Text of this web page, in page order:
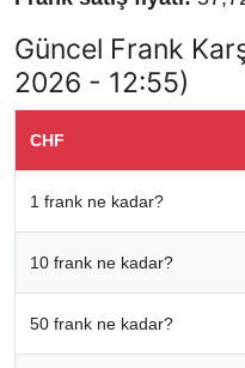
Güncel Frank
2026 - 12:55)
CHF
1 frank ne kadar?
10 frank ne kadar?
50 frank ne kadar?